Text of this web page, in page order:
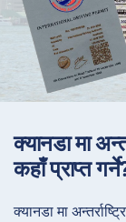
क्यानडा मा
कहाँ प्राप्त
क्यानडा मा